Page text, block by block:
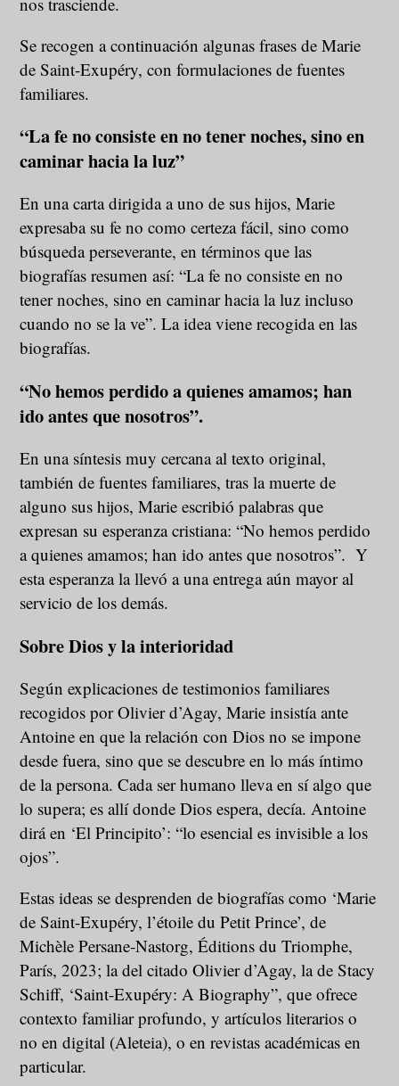
Se recogen a continuación algunas frases de Marie
de Saint-Exupéry, con formulaciones de fuentes
familiares.
“La fe no consiste en no tener noches, sino en
caminar hacia la luz”
En una carta dirigida a uno de sus hijos, Marie
expresaba su fe no como certeza fácil, sino como
búsqueda perseverante, en términos que las
biografías resumen así: “La fe no consiste en no
tener noches, sino en caminar hacia la luz incluso
cuando no se la ve”. La idea viene recogida en las
biografías.
“No hemos perdido a quienes amamos; han
ido antes que nosotros”.
En una síntesis muy cercana al texto original,
también de fuentes familiares, tras la muerte de
alguno sus hijos, Marie escribió palabras que
expresan su esperanza cristiana: “No hemos perdido
a quienes amamos; han ido antes que nosotros”. Y
esta esperanza la llevó a una entrega aún mayor al
servicio de los demás.
Sobre Dios y la interioridad
Según explicaciones de testimonios familiares
recogidos por Olivier d’Agay, Marie insistía ante
Antoine en que la relación con Dios no se impone
desde fuera, sino que se descubre en lo más íntimo
de la persona. Cada ser humano lleva en sí algo que
lo supera; es allí donde Dios espera, decía. Antoine
dirá en ‘El Principito’: “lo esencial es invisible a los
ojos”.
Estas ideas se desprenden de biografías como ‘Marie
de Saint-Exupéry, l’étoile du Petit Prince’, de
Michèle Persane‑Nastorg, Éditions du Triomphe,
París, 2023; la del citado Olivier d’Agay, la de Stacy
Schiff, ‘Saint-Exupéry: A Biography”, que ofrece
contexto familiar profundo, y artículos literarios o
no en digital (Aleteia), o en revistas académicas en
particular.